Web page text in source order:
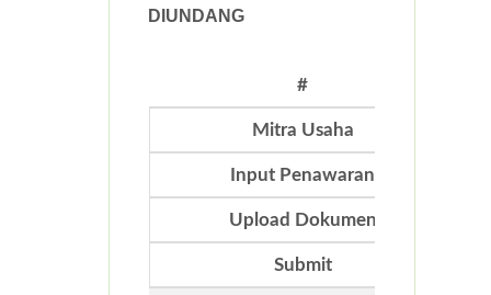
DIUNDANG
#
Mitra Usaha
Input Penawaran
Upload Dokumen
Submit